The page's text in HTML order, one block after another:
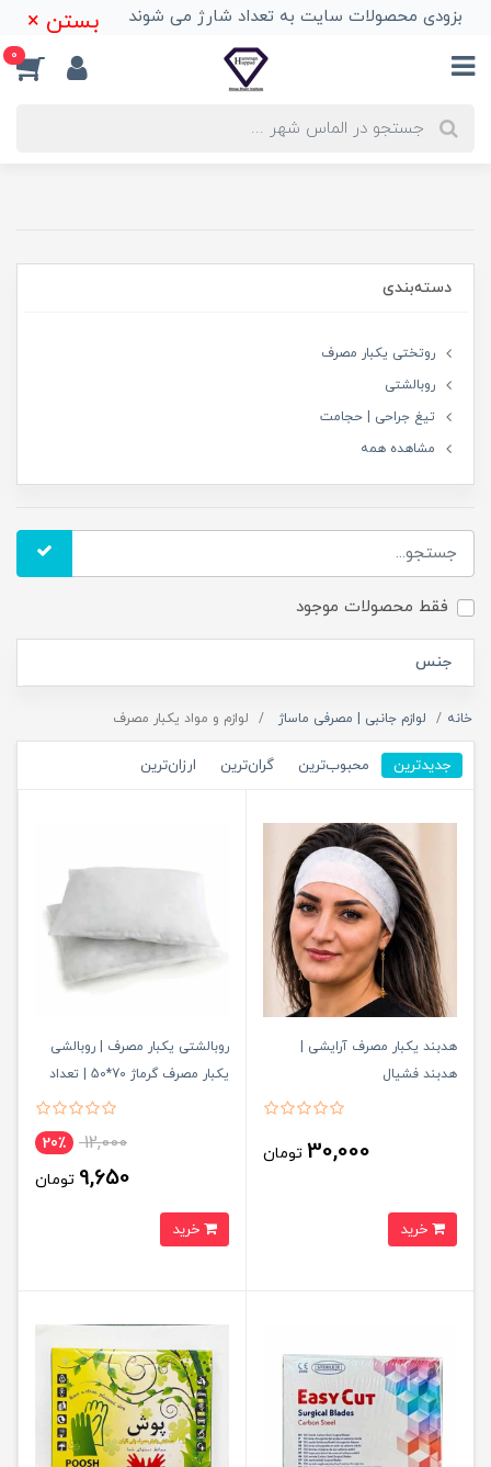
بزودی محصولات سایت به تعداد شارژ می شوند بستن ×
0
دسته‌بندی
روتختی یکبار مصرف
روبالشتی
تیغ جراحی | حجامت
مشاهده همه
فقط محصولات موجود
جنس
خانه لوازم جانبی | مصرفی ماساژ لوازم و مواد یکبار مصرف
جدیدترین محبوب‌ترین گران‌ترین ارزان‌ترین
هدبند یکبار مصرف آرایشی |
هدبند فشیال
30,000 تومان
روبالشتی یکبار مصرف | روبالشی
یکبار مصرف گرماژ 70*50 | تعداد
12,000 20٪
9,650 تومان